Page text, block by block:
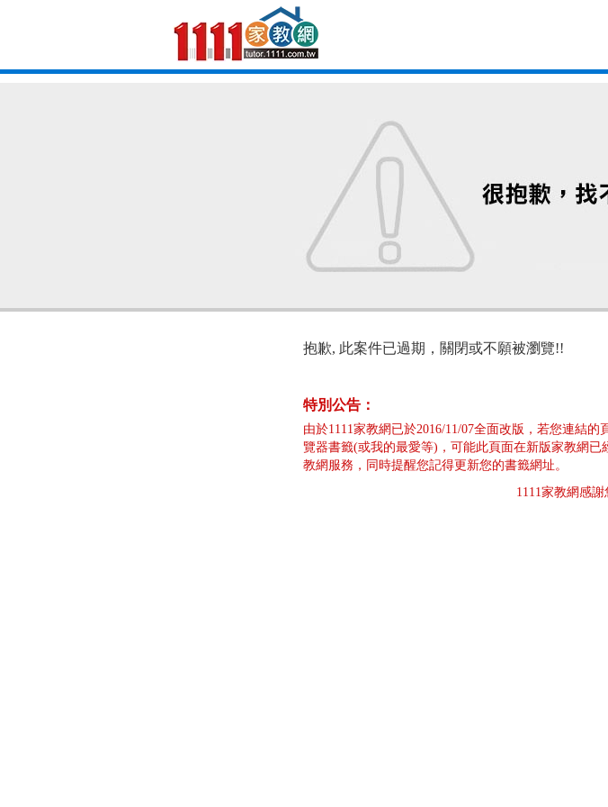
抱歉, 此案件已過期，關閉或不願被瀏覽!!
特別公告：
由於1111家教網已於2016/11/07全面改版，若您連結
覽器書籤(或我的最愛等)，可能此頁面在新版家教網已
教網服務，同時提醒您記得更新您的書籤網址。
1111家教網感